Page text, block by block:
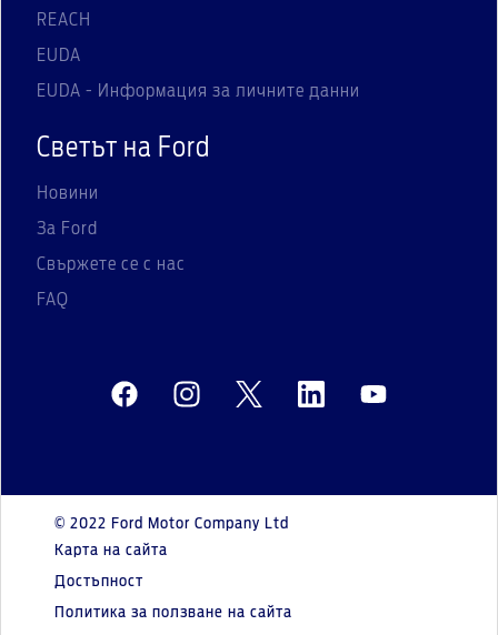
REACH
EUDA
EUDA - Информация за личните данни
Светът на Ford
Новини
За Ford
Свържете се с нас
FAQ
© 2022 Ford Motor Company Ltd
Карта на сайта
Достъпност
Политика за ползване на сайта